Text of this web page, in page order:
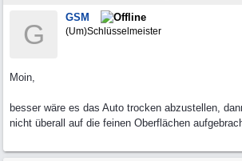
G
GSM
(Um)Schlüsselmeister
Moin,
besser wäre es das Auto trocken abzustellen,
nicht überall auf die feinen Oberflächen